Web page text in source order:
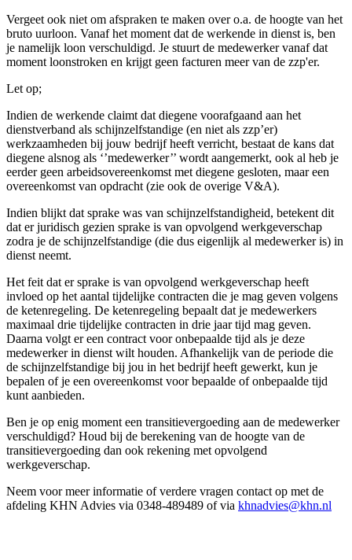
Vergeet ook niet om afspraken te maken over o.a. de hoogte van het
bruto uurloon. Vanaf het moment dat de werkende in dienst is, ben
je namelijk loon verschuldigd. Je stuurt de medewerker vanaf dat
moment loonstroken en krijgt geen facturen meer van de zzp'er.
Let op;
Indien de werkende claimt dat diegene voorafgaand aan het
dienstverband als schijnzelfstandige (en niet als zzp’er)
werkzaamheden bij jouw bedrijf heeft verricht, bestaat de kans dat
diegene alsnog als ‘’medewerker’’ wordt aangemerkt, ook al heb je
eerder geen arbeidsovereenkomst met diegene gesloten, maar een
overeenkomst van opdracht (zie ook de overige V&A).
Indien blijkt dat sprake was van schijnzelfstandigheid, betekent dit
dat er juridisch gezien sprake is van opvolgend werkgeverschap
zodra je de schijnzelfstandige (die dus eigenlijk al medewerker is) in
dienst neemt.
Het feit dat er sprake is van opvolgend werkgeverschap heeft
invloed op het aantal tijdelijke contracten die je mag geven volgens
de ketenregeling. De ketenregeling bepaalt dat je medewerkers
maximaal drie tijdelijke contracten in drie jaar tijd mag geven.
Daarna volgt er een contract voor onbepaalde tijd als je deze
medewerker in dienst wilt houden. Afhankelijk van de periode die
de schijnzelfstandige bij jou in het bedrijf heeft gewerkt, kun je
bepalen of je een overeenkomst voor bepaalde of onbepaalde tijd
kunt aanbieden.
Ben je op enig moment een transitievergoeding aan de medewerker
verschuldigd? Houd bij de berekening van de hoogte van de
transitievergoeding dan ook rekening met opvolgend
werkgeverschap.
Neem voor meer informatie of verdere vragen contact op met de
afdeling KHN Advies via 0348-489489 of via khnadvies@khn.nl